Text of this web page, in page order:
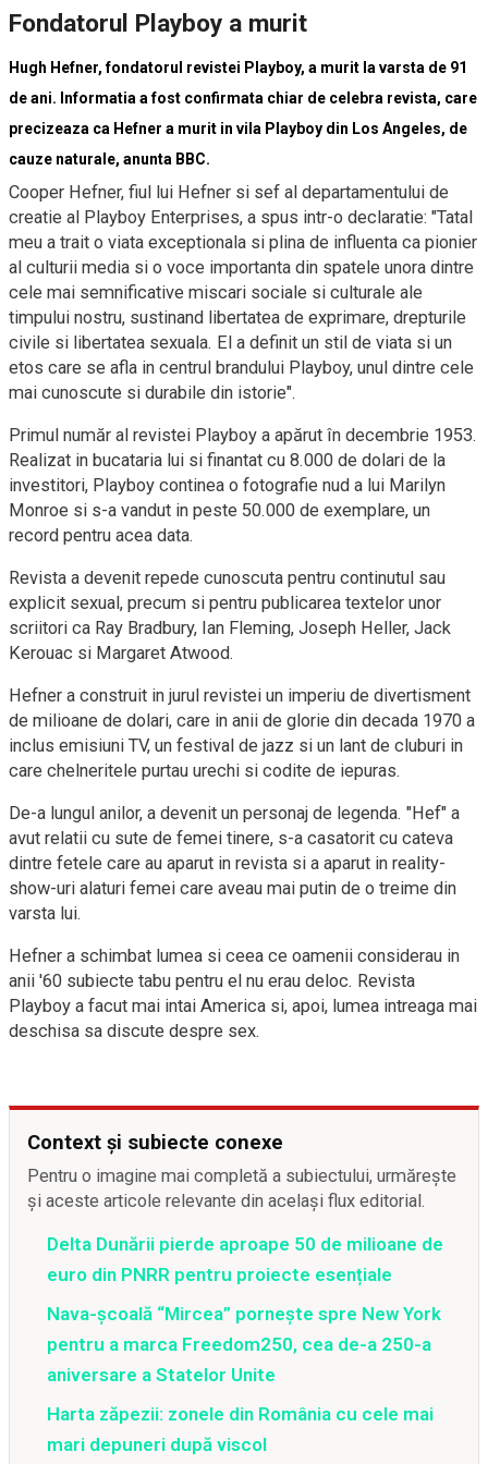
Fondatorul Playboy a murit
Hugh Hefner, fondatorul revistei Playboy, a murit la varsta de 91
de ani. Informatia a fost confirmata chiar de celebra revista, care
precizeaza ca Hefner a murit in vila Playboy din Los Angeles, de
cauze naturale, anunta BBC.
Cooper Hefner, fiul lui Hefner si sef al departamentului de
creatie al Playboy Enterprises, a spus intr-o declaratie: "Tatal
meu a trait o viata exceptionala si plina de influenta ca pionier
al culturii media si o voce importanta din spatele unora dintre
cele mai semnificative miscari sociale si culturale ale
timpului nostru, sustinand libertatea de exprimare, drepturile
civile si libertatea sexuala. El a definit un stil de viata si un
etos care se afla in centrul brandului Playboy, unul dintre cele
mai cunoscute si durabile din istorie".
Primul număr al revistei Playboy a apărut în decembrie 1953.
Realizat in bucataria lui si finantat cu 8.000 de dolari de la
investitori, Playboy continea o fotografie nud a lui Marilyn
Monroe si s-a vandut in peste 50.000 de exemplare, un
record pentru acea data.
Revista a devenit repede cunoscuta pentru continutul sau
explicit sexual, precum si pentru publicarea textelor unor
scriitori ca Ray Bradbury, Ian Fleming, Joseph Heller, Jack
Kerouac si Margaret Atwood.
Hefner a construit in jurul revistei un imperiu de divertisment
de milioane de dolari, care in anii de glorie din decada 1970 a
inclus emisiuni TV, un festival de jazz si un lant de cluburi in
care chelneritele purtau urechi si codite de iepuras.
De-a lungul anilor, a devenit un personaj de legenda. "Hef" a
avut relatii cu sute de femei tinere, s-a casatorit cu cateva
dintre fetele care au aparut in revista si a aparut in reality-
show-uri alaturi femei care aveau mai putin de o treime din
varsta lui.
Hefner a schimbat lumea si ceea ce oamenii considerau in
anii '60 subiecte tabu pentru el nu erau deloc. Revista
Playboy a facut mai intai America si, apoi, lumea intreaga mai
deschisa sa discute despre sex.
Context și subiecte conexe
Pentru o imagine mai completă a subiectului, urmărește
și aceste articole relevante din același flux editorial.
Delta Dunării pierde aproape 50 de milioane de
euro din PNRR pentru proiecte esențiale
Nava-școală “Mircea” pornește spre New York
pentru a marca Freedom250, cea de-a 250-a
aniversare a Statelor Unite
Harta zăpezii: zonele din România cu cele mai
mari depuneri după viscol